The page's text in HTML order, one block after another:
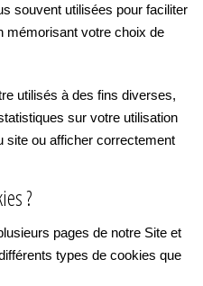
souvent utilisées pour faciliter
mémorisant votre choix de
utilisés à des fins diverses,
sur votre utilisation
site ou afficher correctement
?
pages de notre Site et
types de cookies que